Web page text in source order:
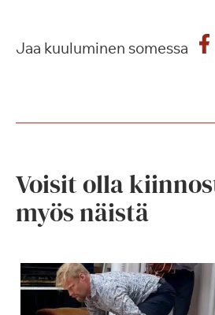
Jaa kuuluminen somessa
Voisit olla
myös näistä